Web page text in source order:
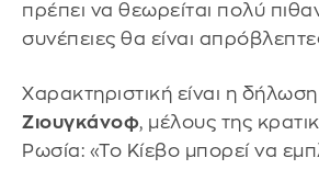
πρέπει να θεωρείται πολύ
συνέπειες θα είναι
Χαρακτηριστική είναι η
Ζιουγκάνοφ, μέλους της
Ρωσία: «Το Κίεβο μπορεί να